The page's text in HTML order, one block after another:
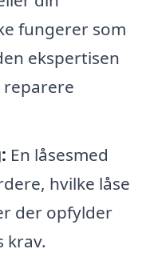
fungerer som
ekspertisen
En låsesmed
hvilke låse
der opfylder
krav.